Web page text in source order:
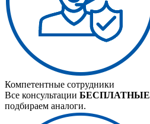
Компетентные сотрудники
Все консультации БЕСПЛАТНЫЕ
подбираем аналоги.